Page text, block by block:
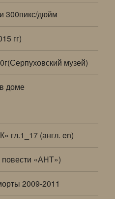
300пикс/дюйм
гг)
музей)
доме
гл.1_17 (англ. en)
«АНТ»)
2009-2011